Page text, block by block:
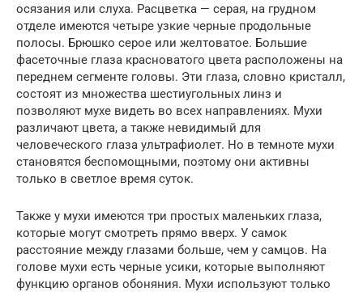
осязания или слуха. Расцветка — серая, на грудном
отделе имеются четыре узкие черные продольные
полосы. Брюшко серое или желтоватое. Большие
фасеточные глаза красноватого цвета расположены на
переднем сегменте головы. Эти глаза, словно кристалл,
состоят из множества шестиугольных линз и
позволяют мухе видеть во всех направлениях. Мухи
различают цвета, а также невидимый для
человеческого глаза ультрафиолет. Но в темноте мухи
становятся беспомощными, поэтому они активны
только в светлое время суток.
Также у мухи имеются три простых маленьких глаза,
которые могут смотреть прямо вверх. У самок
расстояние между глазами больше, чем у самцов. На
голове мухи есть черные усики, которые выполняют
функцию органов обоняния. Мухи используют только